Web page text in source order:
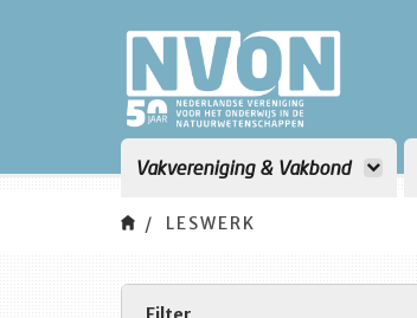
Vakvereniging & Vakbond
LESWERK